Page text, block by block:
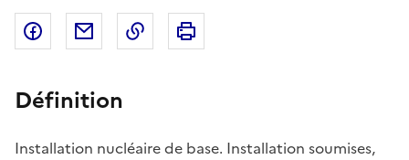
Partager sur Facebook
Partager par emailCopier dans le presse-papier
Définition
Installation nucléaire de base. Installation soumises,